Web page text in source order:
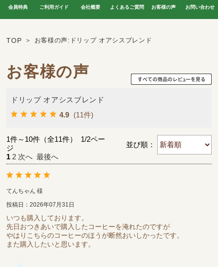
会員特典 ご利用ガイド 会社概要 よくあるご質問 お客様の声 お問い合わせ
TOP お客様の声:ドリップ オアシスブレンド
お客様の声
ドリップ オアシスブレンド
4.9 (11件)
1件～10件（全11件） 1/2ペー
ジ
1 2 次へ 最後へ
並び順：
てんちゃん 様
投稿日：2026年07月31日
いつも購入しております。
先日おつきあいで購入したコーヒーを淹れたのですが
やはりこちらのコーヒーのほうが断然おいしかったです。
また購入したいと思います。